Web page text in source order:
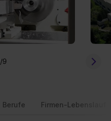
/9
Berufe Firmen-Lebenslauf